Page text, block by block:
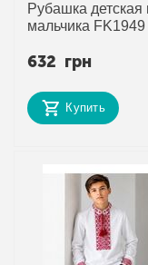
Рубашка детская
мальчика FK1949
недорого оптом от
632 грн
Купить